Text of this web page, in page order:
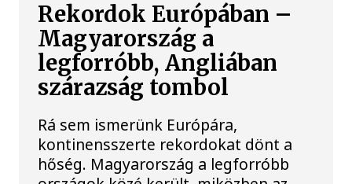
Rekordok Európában –
Magyarország a
legforróbb, Angliában
szárazság tombol
Rá sem ismerünk Európára,
kontinensszerte rekordokat dönt a
hőség. Magyarország a legforróbb